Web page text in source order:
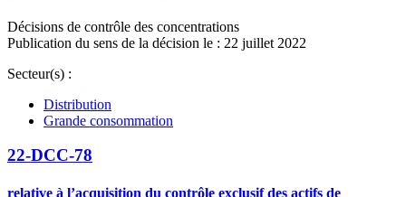
Décisions de contrôle des concentrations
Publication du sens de la décision le : 22 juillet 2022
Secteur(s) :
Distribution
Grande consommation
22-DCC-78
relative à l’acquisition du contrôle exclusif des actifs de